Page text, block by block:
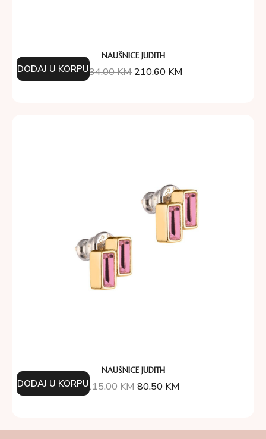
NAUŠNICE JUDITH
234.00KM 210.60 KM
DODAJ U KORPU
NAUŠNICE JUDITH
115.00KM80.50 KM
DODAJ U KORPU